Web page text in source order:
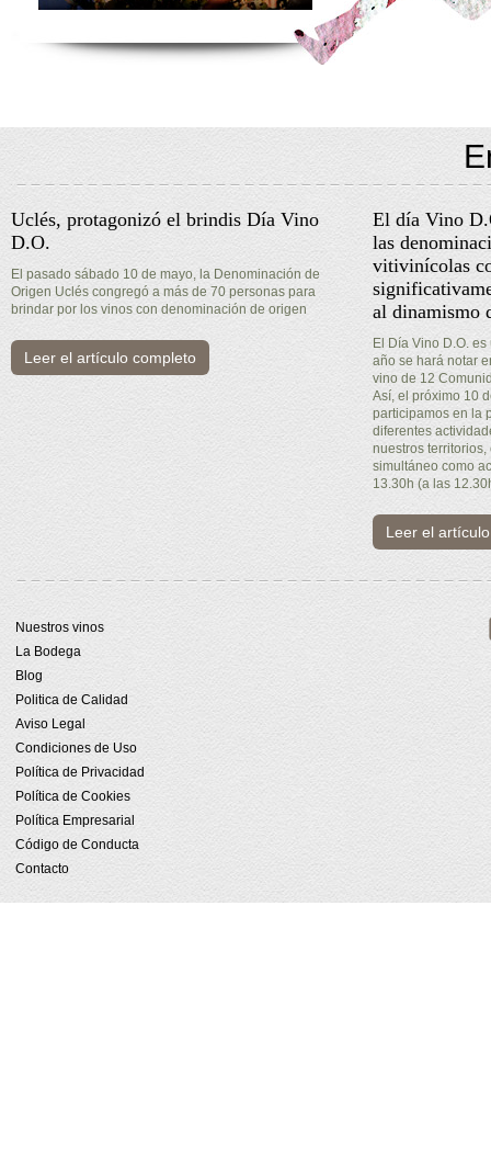
Uclés, protagonizó el brindis Día Vino
D.O.
El pasado sábado 10 de mayo, la Denominación de
Origen Uclés congregó a más de 70 personas para
brindar por los vinos con denominación de origen
Leer el artículo completo
El día Vino
las
vitivinícolas
al dinamismo
El Día Vino D.O.
año se hará notar
vino de 12
Así, el próximo 10
participamos en la
diferentes
nuestros
simultáneo como
13.30h (a las
Leer el
Nuestros vinos
La Bodega
Blog
Politica de Calidad
Aviso Legal
Condiciones de Uso
Política de Privacidad
Política de Cookies
Política Empresarial
Código de Conducta
Contacto